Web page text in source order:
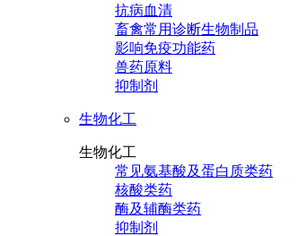
抗病血清
畜禽常用诊断生物制品
影响免疫功能药
兽药原料
抑制剂
生物化工
生物化工
常见氨基酸及蛋白质类药
核酸类药
酶及辅酶类药
抑制剂